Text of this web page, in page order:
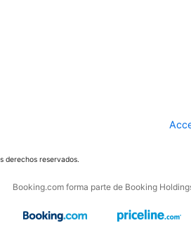
derechos reservados.
Booking.com forma parte de Booking